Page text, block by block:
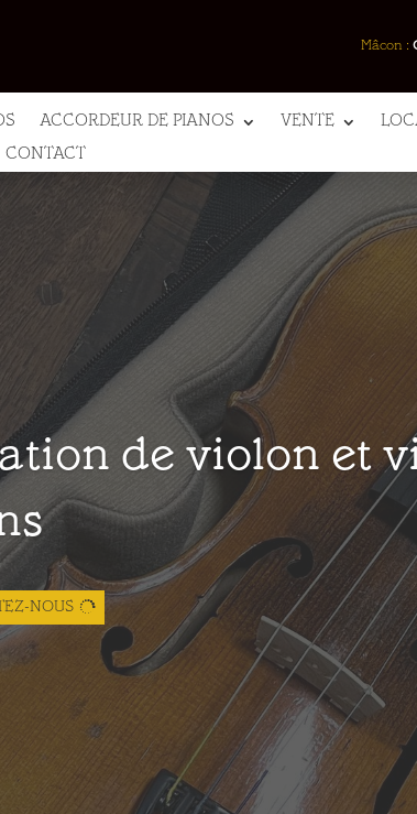
Mâcon :
ACCORDEUR DE PIANOS VENTE
CONTACT
de violon et
NOUS